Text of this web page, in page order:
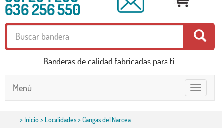
636 256 550
Banderas de calidad fabricadas para ti.
Toggle
navigation
Menú
> Inicio> Localidades> Cangas del Narcea